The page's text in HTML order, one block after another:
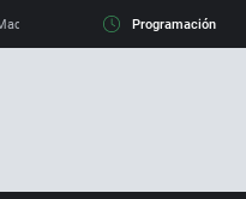
y su 'sí' al Barça La llamada
Programación